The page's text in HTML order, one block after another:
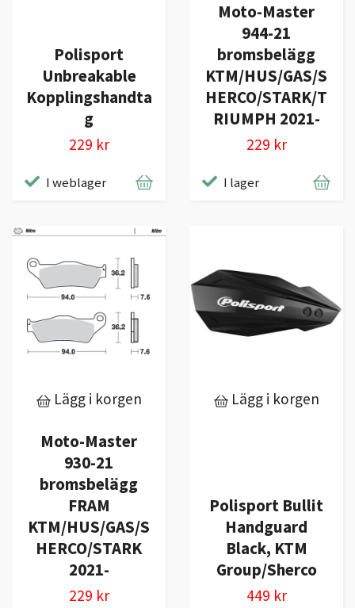
Polisport
Unbreakable
Kopplingshandta
g
229 kr
I weblager
Moto-Master
944-21
bromsbelägg
KTM/HUS/GAS/S
HERCO/STARK/T
RIUMPH 2021-
229 kr
I lager
Lägg i korgen
Moto-Master
930-21
bromsbelägg
FRAM
KTM/HUS/GAS/S
HERCO/STARK
2021-
229 kr
Lägg i korgen
Polisport Bullit
Handguard
Black, KTM
Group/Sherco
449 kr